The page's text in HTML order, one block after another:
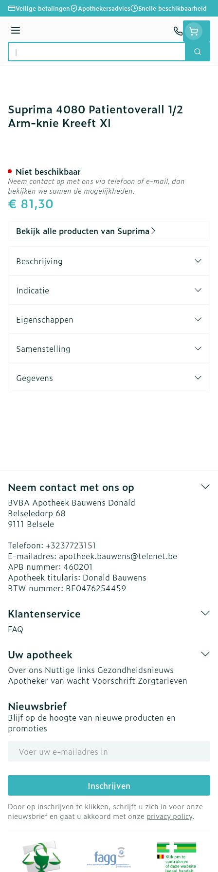
Ga naar de inhoud
Veilige betalingen Apothekersadvies Snelle beschikbaarheid
Menu
Product, merk, categorie...
Zoek
Suprima 4080 Patientoverall 1/2
Arm-knie Kreeft Xl
€ 81,30
Niet beschikbaar
Neem contact op met ons via telefoon of e-mail, dan
bekijken we samen de mogelijkheden.
Bekijk alle producten van Suprima
Beschrijving
Indicatie
Eigenschappen
Samenstelling
Gegevens
Neem contact met ons op
BVBA Apotheek Bauwens Donald
Belseledorp 68
9111 Belsele
Telefoon: +3237723151
E-mailadres: apotheek.bauwens@telenet.be
APB nummer: 460201
Apotheek titularis: Donald Bauwens
BTW nummer: BE0476254459
Klantenservice
FAQ
Uw apotheek
Over ons Nuttige links Gezondheidsnieuws
Apotheker van wacht Voorschrift Zorgtarieven
Nieuwsbrief
Blijf op de hoogte van nieuwe producten en
promoties
Inschrijven
Door op inschrijven te klikken, schrijft u zich in voor onze
nieuwsbrief en gaat u akkoord met onze privacy policy.